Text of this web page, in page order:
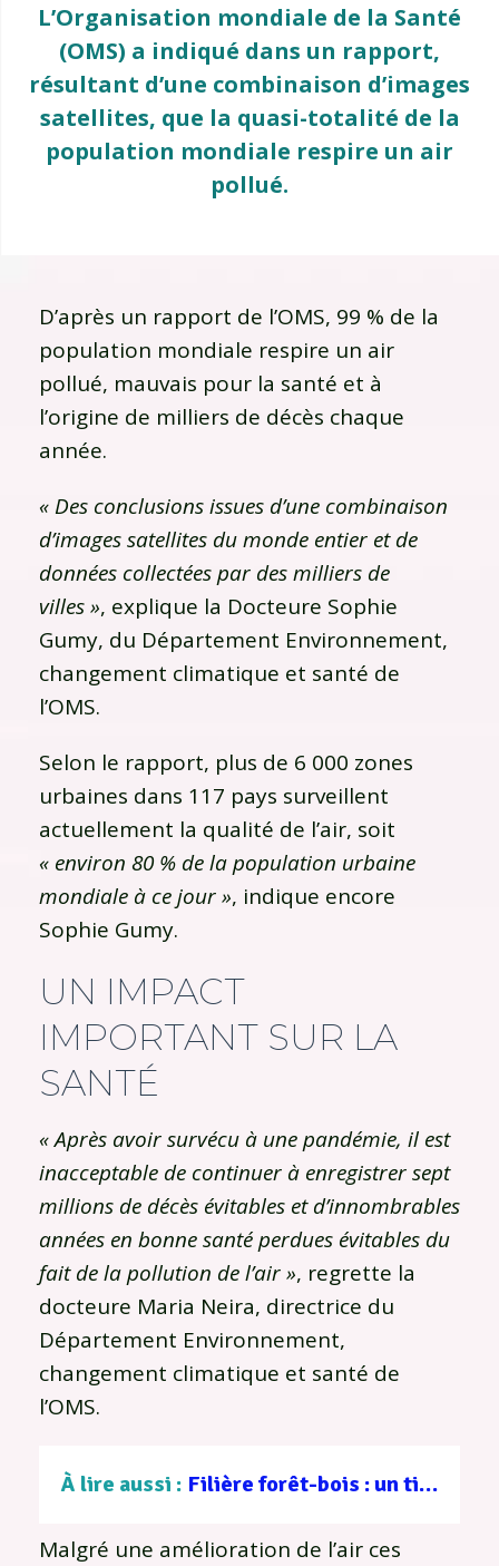
L’Organisation mondiale de la Santé
(OMS) a indiqué dans un rapport,
résultant d’une combinaison d’images
satellites, que la quasi-totalité de la
population mondiale respire un air
pollué.
D’après un rapport de l’OMS, 99 % de la
population mondiale respire un air
pollué, mauvais pour la santé et à
l’origine de milliers de décès chaque
année.
« Des conclusions issues d’une combinaison
d’images satellites du monde entier et de
données collectées par des milliers de
villes », explique la Docteure Sophie
Gumy, du Département Environnement,
changement climatique et santé de
l’OMS.
Selon le rapport, plus de 6 000 zones
urbaines dans 117 pays surveillent
actuellement la qualité de l’air, soit
« environ 80 % de la population urbaine
mondiale à ce jour », indique encore
Sophie Gumy.
UN IMPACT
IMPORTANT SUR LA
SANTÉ
« Après avoir survécu à une pandémie, il est
inacceptable de continuer à enregistrer sept
millions de décès évitables et d’innombrables
années en bonne santé perdues évitables du
fait de la pollution de l’air », regrette la
docteure Maria Neira, directrice du
Département Environnement,
changement climatique et santé de
l’OMS.
À lire aussi : Filière forêt-bois : un tissu d’entreprises au service d’une gestion durable
Malgré une amélioration de l’air ces